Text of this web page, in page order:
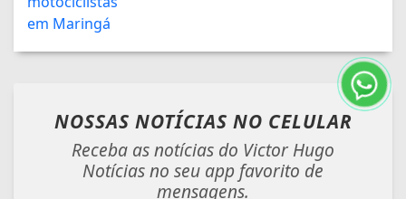
NOSSAS NOTÍCIAS NO CELULAR
Receba as notícias do Victor Hugo
Notícias no seu app favorito de
mensagens.